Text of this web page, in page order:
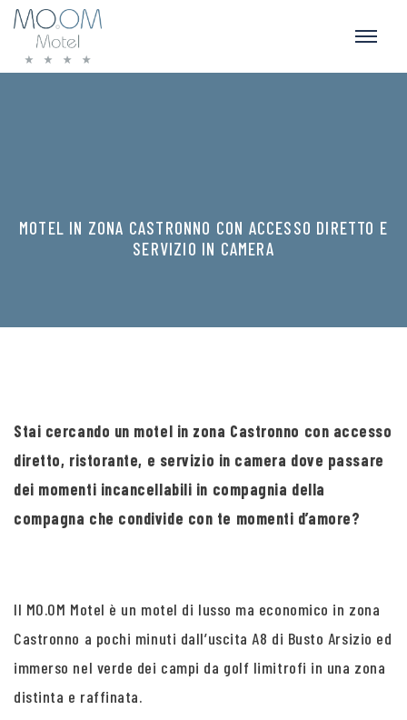
MOTEL IN ZONA CASTRONNO CON ACCESSO DIRETTO E
SERVIZIO IN CAMERA
Stai cercando un motel in zona Castronno con accesso
diretto, ristorante, e servizio in camera dove passare
dei momenti incancellabili in compagnia della
compagna che condivide con te momenti d’amore?
Il MO.OM Motel è un motel di lusso ma economico in zona
Castronno a pochi minuti dall’uscita A8 di Busto Arsizio ed
immerso nel verde dei campi da golf limitrofi in una zona
distinta e raffinata.